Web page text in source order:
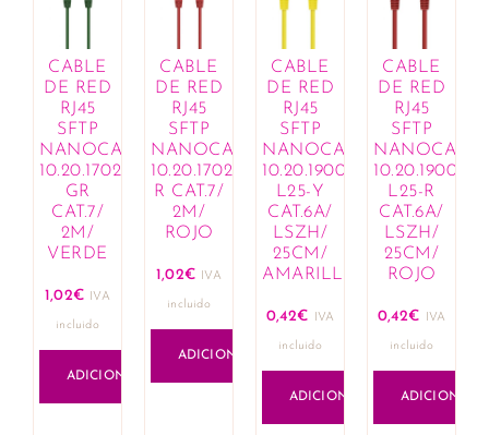
Sopas, cremes e caldos
Superalimentos
Variados
Bebés e Crianças
Cremes e hidratantes
Limpeza e cuidado infantil
Mamã
Lactação
Bijuteria
Anéis
Conjuntos
CABLE
DE RED
RJ45
SFTP
NANOCABLE
10.20.1702-
GR
CAT.7/
2M/
VERDE
1,02€ IVA
incluido
ADICIONAR
CABLE
DE RED
RJ45
SFTP
NANOCABLE
10.20.1702-
R CAT.7/
2M/
ROJO
1,02€ IVA
incluido
ADICIONAR
CABLE
DE RED
RJ45
SFTP
NANOCABLE
10.20.1900-
L25-Y
CAT.6A/
LSZH/
25CM/
AMARILLO
0,42€ IVA
incluido
ADICIONAR
CABLE
DE RED
RJ45
SFTP
NANOCABLE
10.20.1900-
L25-R
CAT.6A/
LSZH/
25CM/
ROJO
0,42€ IVA
incluido
ADICIONAR